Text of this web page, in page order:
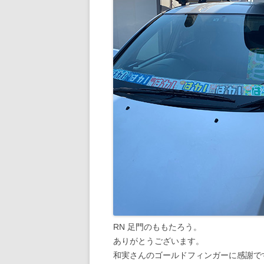
RN 足門のももたろう。
ありがとうございます。
和実さんのゴールドフィンガーに感謝で